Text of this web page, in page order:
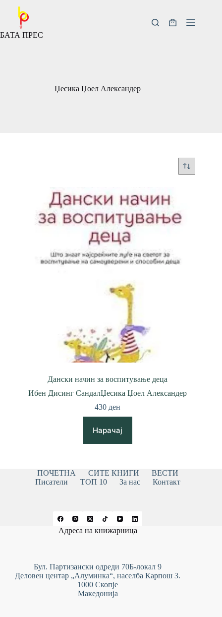
содржината
БАТА ПРЕС
Кошничка
Џесика Џоел Александер
Дански начин за воспитување деца
Ибен Дисинг СандалЏесика Џоел Александер
430 ден
Нарачај
ПОЧЕТНА СИТЕ КНИГИ
ВЕСТИ
Писатели
ТОП 10 За нас Контакт
Адреса на книжарница
Бул. Партизански одреди 70Б-локал 9
Деловен центар „Алуминка“, населба Карпош 3.
1000 Скопје
Македонија